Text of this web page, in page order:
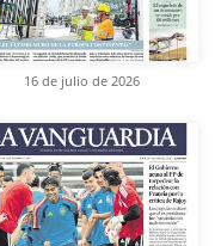
16 de julio de 2026